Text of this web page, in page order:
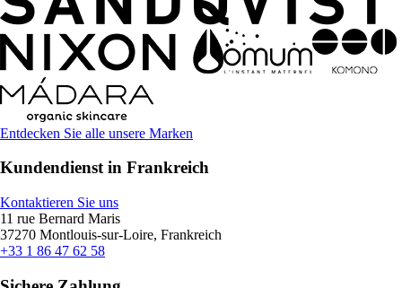
Entdecken Sie alle unsere Marken
Kundendienst in Frankreich
Kontaktieren Sie uns
11 rue Bernard Maris
37270 Montlouis-sur-Loire, Frankreich
+33 1 86 47 62 58